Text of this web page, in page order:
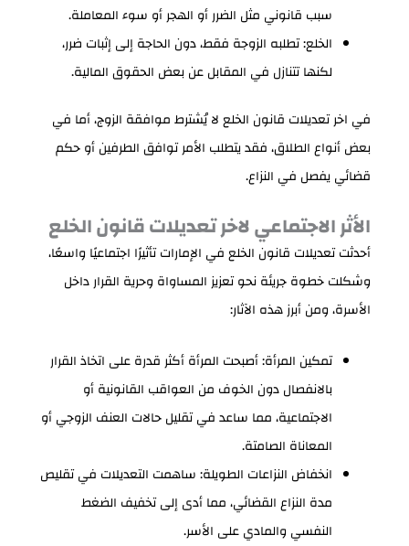
سبب قانوني مثل الضرر أو الهجر أو سوء المعاملة.
الخلع: تطلبه الزوجة فقط، دون الحاجة إلى إثبات ضرر،
لكنها تتنازل في المقابل عن بعض الحقوق المالية.
في اخر تعديلات قانون الخلع لا يُشترط موافقة الزوج، أما في
بعض أنواع الطلاق، فقد يتطلب الأمر توافق الطرفين أو حكم
قضائي يفصل في النزاع.
الأثر الاجتماعي لاخر تعديلات قانون الخلع
أحدثت تعديلات قانون الخلع في الإمارات تأثيرًا اجتماعيًا واسعًا،
وشكلت خطوة جريئة نحو تعزيز المساواة وحرية القرار داخل
الأسرة، ومن أبرز هذه الآثار:
تمكين المرأة: أصبحت المرأة أكثر قدرة على اتخاذ القرار
بالانفصال دون الخوف من العواقب القانونية أو
الاجتماعية، مما ساعد في تقليل حالات العنف الزوجي أو
المعاناة الصامتة.
انخفاض النزاعات الطويلة: ساهمت التعديلات في تقليص
مدة النزاع القضائي، مما أدى إلى تخفيف الضغط
النفسي والمادي على الأسر.